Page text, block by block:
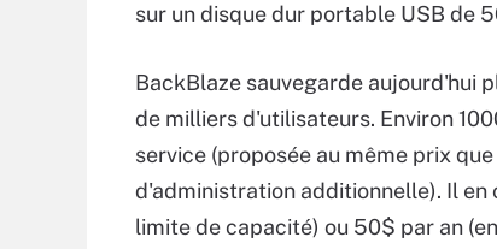
sur un disque dur portable USB de
BackBlaze sauvegarde aujourd'hui
de milliers d'utilisateurs. Environ
service (proposée au même prix
d'administration additionnelle). Il en
limite de capacité) ou 50$ par an